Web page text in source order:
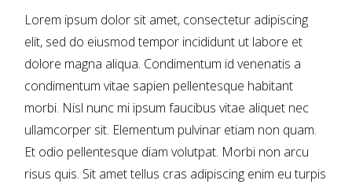
Lorem ipsum dolor sit amet, consectetur adipiscing
elit, sed do eiusmod tempor incididunt ut labore et
dolore magna aliqua. Condimentum id venenatis a
condimentum vitae sapien pellentesque habitant
morbi. Nisl nunc mi ipsum faucibus vitae aliquet nec
ullamcorper sit. Elementum pulvinar etiam non quam.
Et odio pellentesque diam volutpat. Morbi non arcu
risus quis. Sit amet tellus cras adipiscing enim eu turpis